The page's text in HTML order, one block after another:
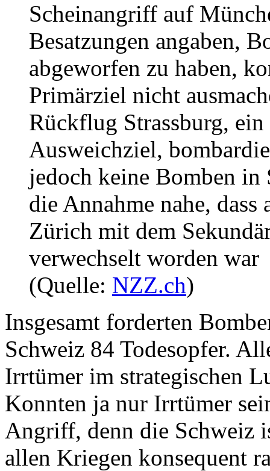
Scheinangriff auf
Besatzungen angaben,
abgeworfen zu haben,
Primärziel nicht
Rückflug Strassburg,
Ausweichziel,
jedoch keine Bomben in
die Annahme nahe,
Zürich mit dem
verwechselt worden war
(Quelle: NZZ.ch)
Insgesamt forderten
Schweiz 84 Todesopfer.
Irrtümer im strategischen
Konnten ja nur Irrtümer
Angriff, denn die Schweiz
allen Kriegen konsequent